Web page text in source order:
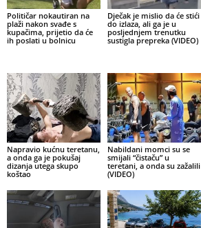
Političar nokautiran na
plaži nakon svađe s
kupačima, prijetio da će
ih poslati u bolnicu
Dječak je mislio da će stići
do izlaza, ali ga je u
posljednjem trenutku
sustigla prepreka (VIDEO)
Napravio kućnu teretanu,
a onda ga je pokušaj
dizanja utega skupo
koštao
Nabildani momci su se
smijali “čistaču” u
teretani, a onda su zažalili
(VIDEO)